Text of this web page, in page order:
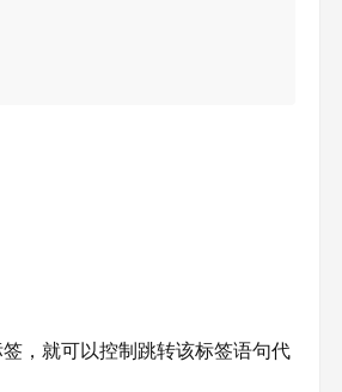
，就可以控制跳转该标签语句代